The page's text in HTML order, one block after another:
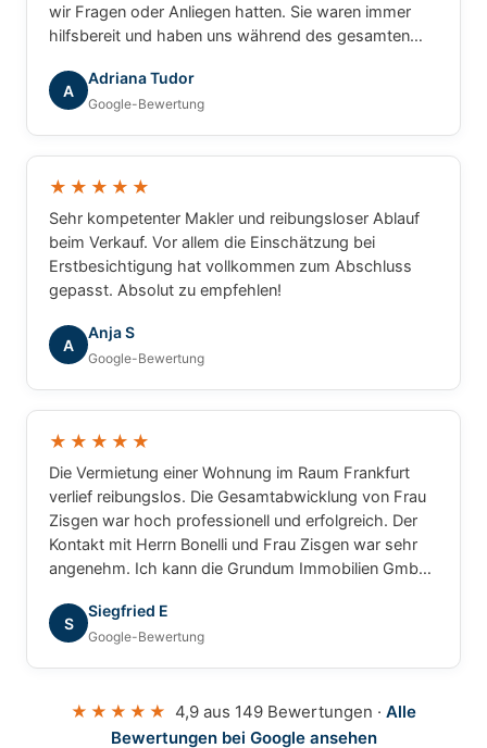
wir Fragen oder Anliegen hatten. Sie waren immer
hilfsbereit und haben uns während des gesamten
Agentur mit gutem Gewissen weiterempfehlen.
A
Adriana Tudor
Google-Bewertung
★★★★★
Sehr kompetenter Makler und reibungsloser Ablauf
beim Verkauf. Vor allem die Einschätzung bei
Erstbesichtigung hat vollkommen zum Abschluss
gepasst. Absolut zu empfehlen!
A
Anja S
Google-Bewertung
★★★★★
Die Vermietung einer Wohnung im Raum Frankfurt
verlief reibungslos. Die Gesamtabwicklung von Frau
Zisgen war hoch professionell und erfolgreich. Der
Kontakt mit Herrn Bonelli und Frau Zisgen war sehr
angenehm. Ich kann die Grundum Immobilien GmbH
S
Siegfried E
Google-Bewertung
★★★★★ 4,9 aus 149 Bewertungen · Alle
Bewertungen bei Google ansehen